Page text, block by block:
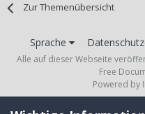
Zur Themenübersicht
Sprache
Alle auf dieser Webseite
Free
Powered by